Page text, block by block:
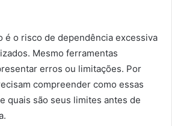
é o risco de dependência excessiva
Mesmo ferramentas
erros ou limitações. Por
compreender como essas
quais são seus limites antes de